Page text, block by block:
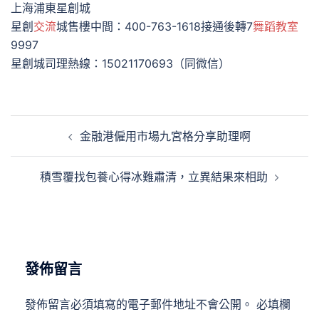
上海浦東星創城
星創 交流城售樓中間：400-763-1618接通後轉7舞蹈教室
9997
星創城司理熱線：15021170693（同微信）
金融港僱用市場九宮格分享助理啊
積雪覆找包養心得冰難肅清，立異結果來相助
發佈留言
發佈留言必須填寫的電子郵件地址不會公開。 必填欄